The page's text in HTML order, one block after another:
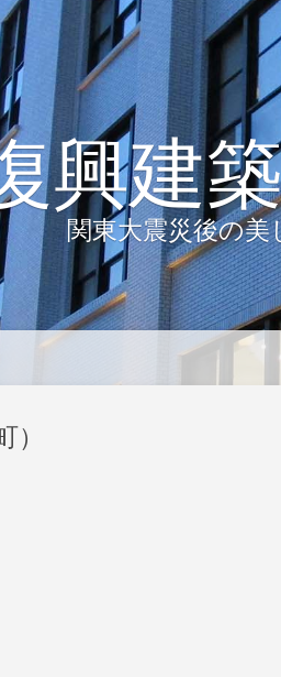
興建
関東大震災後の
）